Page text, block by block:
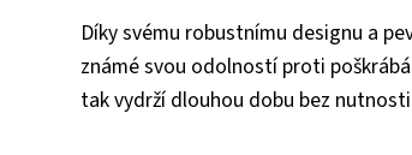
Díky svému robustnímu designu a
známé svou odolností proti
tak vydrží dlouhou dobu bez